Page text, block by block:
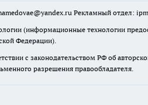
Рекламный отдел:
(информационные технологии
Федерации).
с законодательством РФ об
разрешения правообладателя.